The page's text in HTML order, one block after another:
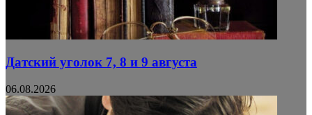
Датский уголок 7, 8 и 9 августа
06.08.2026